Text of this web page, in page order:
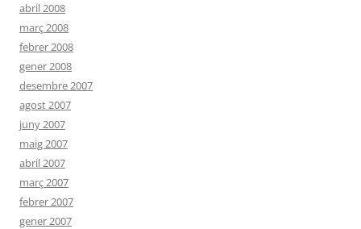
abril 2008
març 2008
febrer 2008
gener 2008
desembre 2007
agost 2007
juny 2007
maig 2007
abril 2007
març 2007
febrer 2007
gener 2007